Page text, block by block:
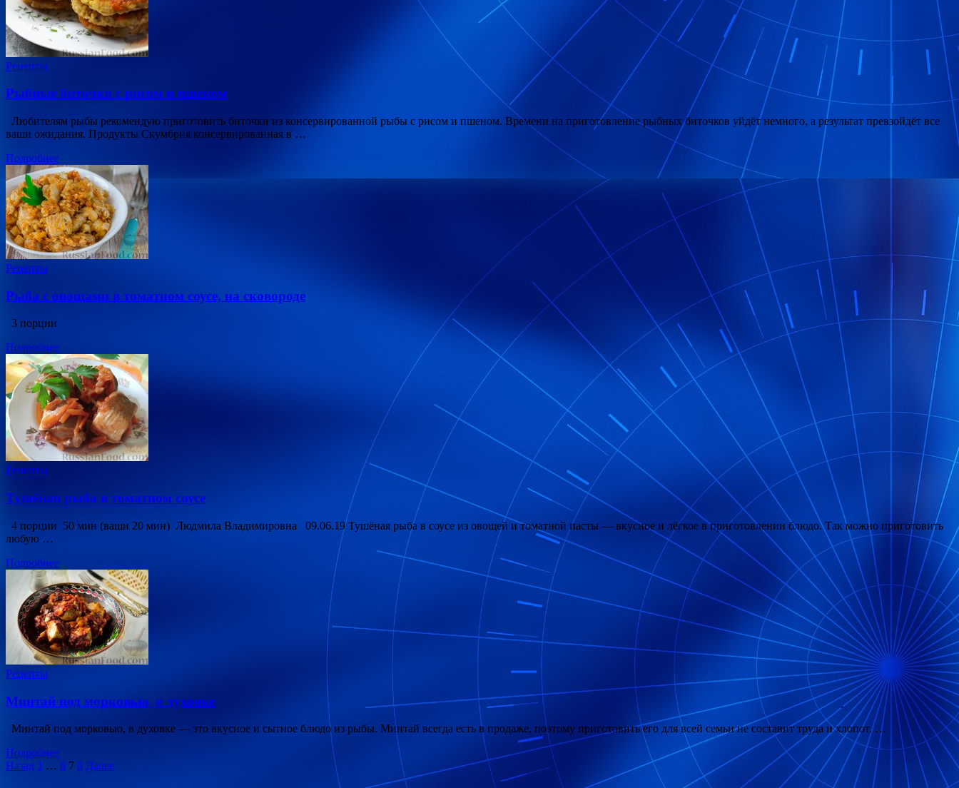
Рецепты
Рыбные биточки с рисом и пшеном
Любителям рыбы рекомендую приготовить биточки из консервированной рыбы с рисом и пшеном. Времени на приготовление рыбных биточков уйдёт немного, а результат превзойдёт все
ваши ожидания. Продукты Скумбрия консервированная в …
Подробнее
Рецепты
Рыба с овощами в томатном соусе, на сковороде
3 порции
Подробнее
Рецепты
Тушёная рыба в томатном соусе
4 порции 50 мин (ваши 20 мин) Людмила Владимировна 09.06.19 Тушёная рыба в соусе из овощей и томатной пасты — вкусное и лёгкое в приготовлении блюдо. Так можно приготовить
любую …
Подробнее
Рецепты
Минтай под морковью, в духовке
Минтай под морковью, в духовке — это вкусное и сытное блюдо из рыбы. Минтай всегда есть в продаже, поэтому приготовить его для всей семьи не составит труда и хлопот. …
Подробнее
Пагинация
Назад 1 … 6 7 8 Далее